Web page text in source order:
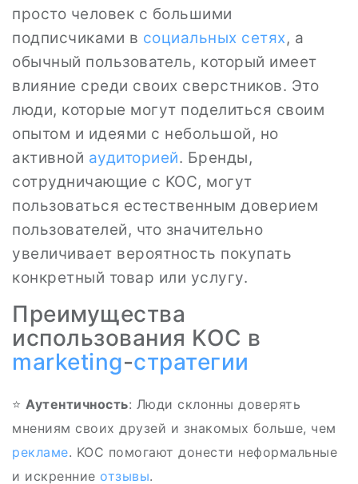
просто человек с большими
подписчиками в социальных сетях, а
обычный пользователь, который имеет
влияние среди своих сверстников. Это
люди, которые могут поделиться своим
опытом и идеями с небольшой, но
активной аудиторией. Бренды,
сотрудничающие с KOC, могут
пользоваться естественным доверием
пользователей, что значительно
увеличивает вероятность покупать
конкретный товар или услугу.
Преимущества
использования KOC в
marketing-стратегии
⭐ Аутентичность: Люди склонны доверять
мнениям своих друзей и знакомых больше, чем
рекламе. KOC помогают донести неформальные
и искренние отзывы.